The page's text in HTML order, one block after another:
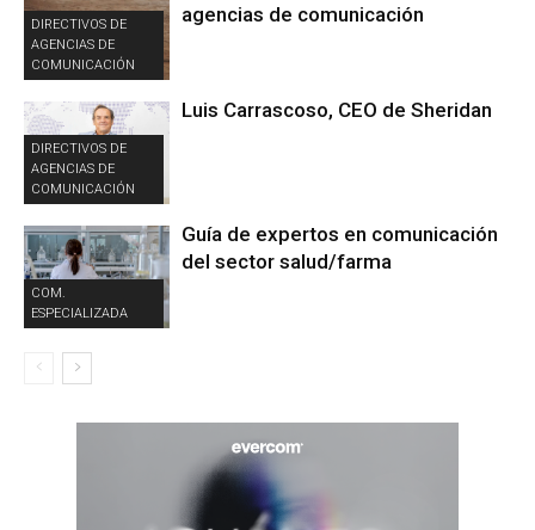
DIRECTIVOS DE
AGENCIAS DE
COMUNICACIÓN
agencias de comunicación
DIRECTIVOS DE
AGENCIAS DE
COMUNICACIÓN
Luis Carrascoso, CEO de Sheridan
COM.
ESPECIALIZADA
Guía de expertos en comunicación
del sector salud/farma